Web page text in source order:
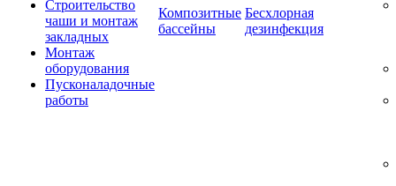
Строительство
чаши и монтаж
закладных
Монтаж
оборудования
Пусконаладочные
работы
Композитные
бассейны
Бесхлорная
дезинфекция